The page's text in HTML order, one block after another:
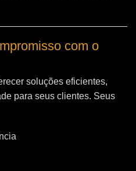
com o
soluções eficientes,
para seus clientes. Seus